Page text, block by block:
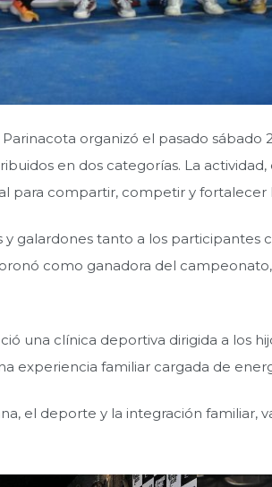
organizó el pasado sábado
en dos categorías. La
para compartir, competir y fortalecer
galardones tanto a los participantes
como ganadora del
clínica deportiva dirigida a los
experiencia familiar cargada de
el deporte y la integración familiar,